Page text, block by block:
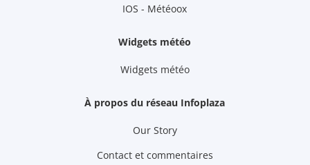
IOS - Météoox
Widgets météo
Widgets météo
À propos du réseau Infoplaza
Our Story
Contact et commentaires